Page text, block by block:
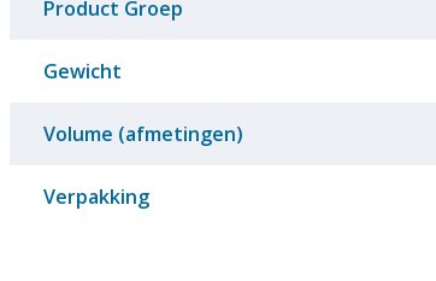
Product Groep
Gewicht
Volume (afmetingen)
Verpakking